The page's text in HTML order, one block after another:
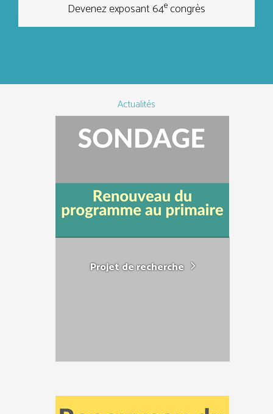
Devenez exposant 64e congrès
Actualités
Projet de recherche